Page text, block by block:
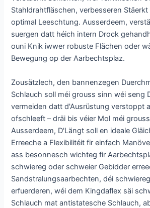
Stahldrahtfläschen, verbesseren
optimal Leeschtung. Ausserdeem,
suergen datt héich intern Drock
ouni Knik iwwer robuste Flächen oder
Bewegung op der Aarbechtsplaz.
Zousätzlech, den bannenzegen
Schlauch soll méi grouss sinn wéi seng
vermeiden datt d'Ausrüstung verstoppt
ofschleeft – dräi bis véier Mol méi
Ausserdeem, D'Längt soll en ideale
Erreeche a Flexibilitéit fir einfach
ass besonnesch wichteg fir
schwiereg oder schweier Gebidder
Sandstralungsaarbechten, déi
erfuerderen, wéi dem Kingdaflex säi
Schlauch mat antistatesche Schlauch,